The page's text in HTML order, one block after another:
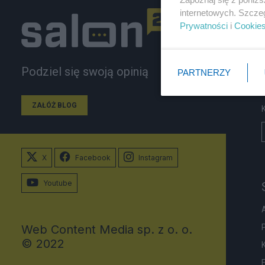
Podziel się swoją opinią
ZAŁÓŻ BLOG
X Facebook Instagram
Youtube
Web Content Media sp. z o. o.
© 2022
internetowych.
Prywatności i Cookies
PARTNERZY